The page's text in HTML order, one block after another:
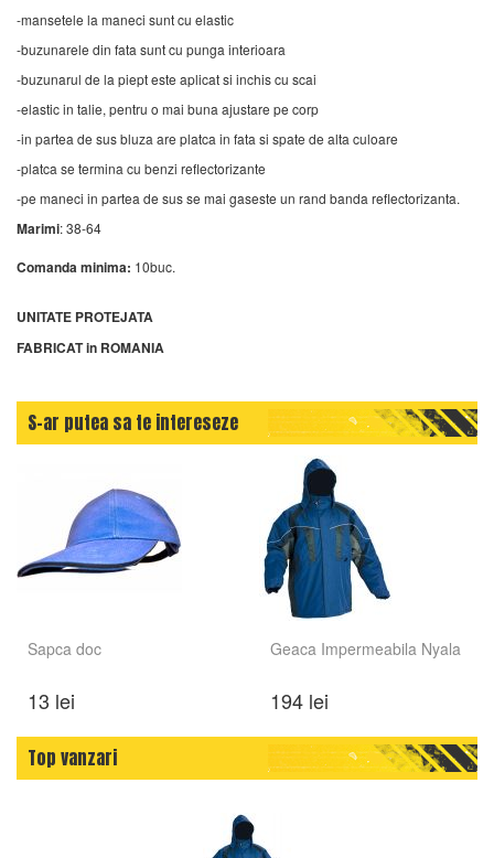
-mansetele la maneci sunt cu elastic
-buzunarele din fata sunt cu punga interioara
-buzunarul de la piept este aplicat si inchis cu scai
-elastic in talie, pentru o mai buna ajustare pe corp
-in partea de sus bluza are platca in fata si spate de alta culoare
-platca se termina cu benzi reflectorizante
-pe maneci in partea de sus se mai gaseste un rand banda reflectorizanta.
Marimi: 38-64
Comanda minima: 10buc.
UNITATE PROTEJATA
FABRICAT in ROMANIA
S-ar putea sa te intereseze
Sapca doc
13 lei
Geaca Impermeabila Nyala
194 lei
Top vanzari